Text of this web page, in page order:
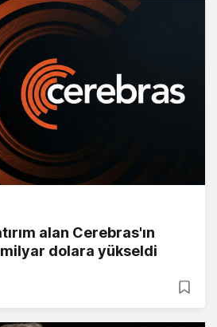
alan Cerebras'ın
dolara yükseldi